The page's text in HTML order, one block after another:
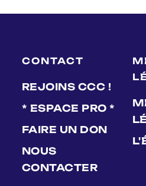
CONTACT
REJOINS CCC !
* ESPACE PRO *
FAIRE UN DON
NOUS
CONTACTER